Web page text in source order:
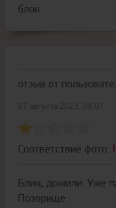
блок
отзыв от
Соответствие фото:
Блин, дожили. Уже
Позорище